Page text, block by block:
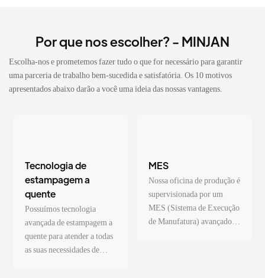
Por que nos escolher? - MINJAN
Escolha-nos e prometemos fazer tudo o que for necessário para garantir
uma parceria de trabalho bem-sucedida e satisfatória. Os 10 motivos
apresentados abaixo darão a você uma ideia das nossas vantagens.
Tecnologia de
estampagem a
quente
Possuímos tecnologia
avançada de estampagem a
quente para atender a todas
as suas necessidades de
MES
Nossa oficina de produção é
supervisionada por um
MES (Sistema de Execução
de Manufatura) avançado,